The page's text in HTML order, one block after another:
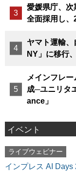
愛媛県庁、次
全面採用し、
ヤマト運輸
NY」に移行
メインフレ
成─ユニリタ
ance」
イベント
ライブウェビナー
インプレス AI